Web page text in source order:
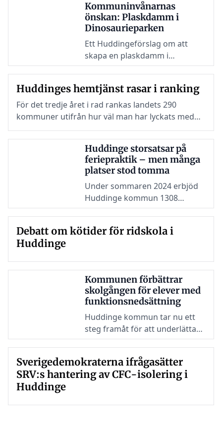
Kommuninvånarnas
önskan: Plaskdamm i
Dinosaurieparken
Ett Huddingeförslag om att
skapa en plaskdamm i
Dinosaurieparken i Segeltorp
invånarna och är nu aktuellt för
behandling i kommunens
nämnder.
Huddinges hemtjänst rasar i ranking
För det tredje året i rad rankas landets 290
kommuner utifrån hur väl man har lyckats med
sitt kvalitetsarbete inom hemtjänsten. I årets
mätning går Huddinge från plats 14 till plats 78,
ett tapp på 64 placeringar.Huddinge storsatsar på
feriepraktik – men många
platser stod tomma
Under sommaren 2024 erbjöd
Huddinge kommun 1308
ungdomar feriepraktik, vilket
Trots detta tackade 310
Debatt om kötider för ridskola i
Huddinge
Kommunen förbättrar
skolgången för elever med
funktionsnedsättning
Huddinge kommun tar nu ett
steg framåt för att underlätta
skolgången för elever med
Sverigedemokraterna ifrågasätter
SRV:s hantering av CFC-isolering i
Huddinge